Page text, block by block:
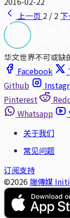
上一页 2 / 2下
华文世界不可或缺
Facebook
Github
Pinterest
Whatsapp
关于我们
常见问题
订阅支持
©2026 端傳媒